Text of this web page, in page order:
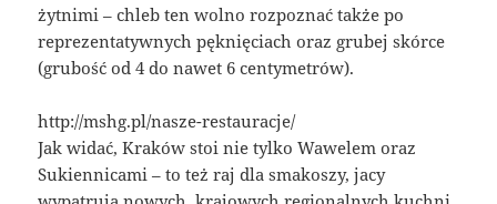
żytnimi – chleb ten wolno rozpoznać także po
reprezentatywnych pęknięciach oraz grubej skórce
(grubość od 4 do nawet 6 centymetrów).
http://mshg.pl/nasze-restauracje/
Jak widać, Kraków stoi nie tylko Wawelem oraz
Sukiennicami – to też raj dla smakoszy, jacy